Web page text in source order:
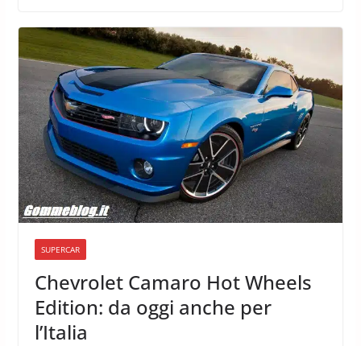
SUPERCAR
Chevrolet Camaro Hot Wheels
Edition: da oggi anche per
l’Italia